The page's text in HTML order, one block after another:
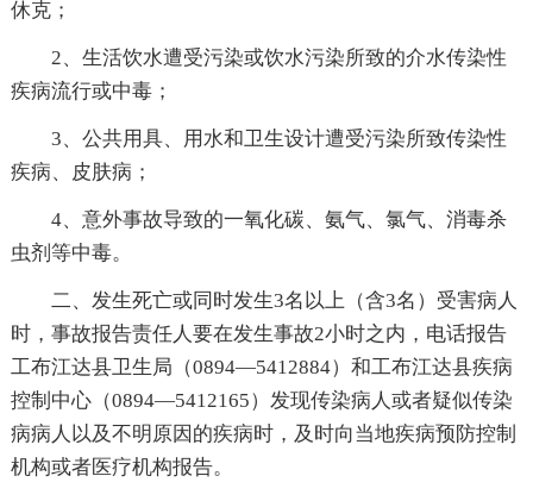
休克；
2、生活饮水遭受污染或饮水污染所致的介水传染性
疾病流行或中毒；
3、公共用具、用水和卫生设计遭受污染所致传染性
疾病、皮肤病；
4、意外事故导致的一氧化碳、氨气、氯气、消毒杀
虫剂等中毒。
二、发生死亡或同时发生3名以上（含3名）受害病人
时，事故报告责任人要在发生事故2小时之内，电话报告
工布江达县卫生局（0894—5412884）和工布江达县疾病
控制中心（0894—5412165）发现传染病人或者疑似传染
病病人以及不明原因的疾病时，及时向当地疾病预防控制
机构或者医疗机构报告。